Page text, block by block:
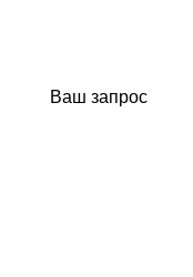
Ваш запрос